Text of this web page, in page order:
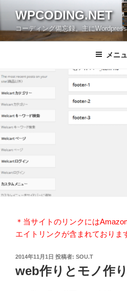
テ
ン
ス
キ
ッ
プ
WPCODING.NET
コーディング備忘録。主に
メニ
＊当サイトのリンクには
エイトリンクが含まれておりま
投
日:
2014年11月1日 投稿者: SOU.T
web作りとモノ作り